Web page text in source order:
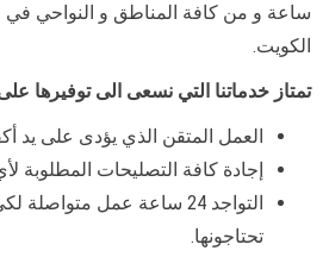
ساعة و من كافة المناطق و النواحي في
الكويت.
تمتاز خدماتنا التي نسعى الى توفيرها
العمل المتقن الذي يؤدى على يد
إجادة كافة التصليحات المطلوبة
التواجد 24 ساعة عمل
تحتاجونها.